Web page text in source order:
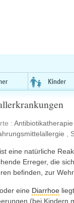
: Antibiotikatherapie
eine natürliche
Erreger, die
befinden, zur
eine Diarrhoe
(bei Kindern